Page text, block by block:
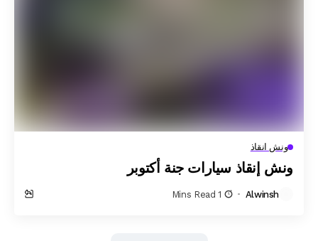
ونش انقاذ
ونش إنقاذ سيارات جنة أكتوبر
Alwinsh
1 Mins Read